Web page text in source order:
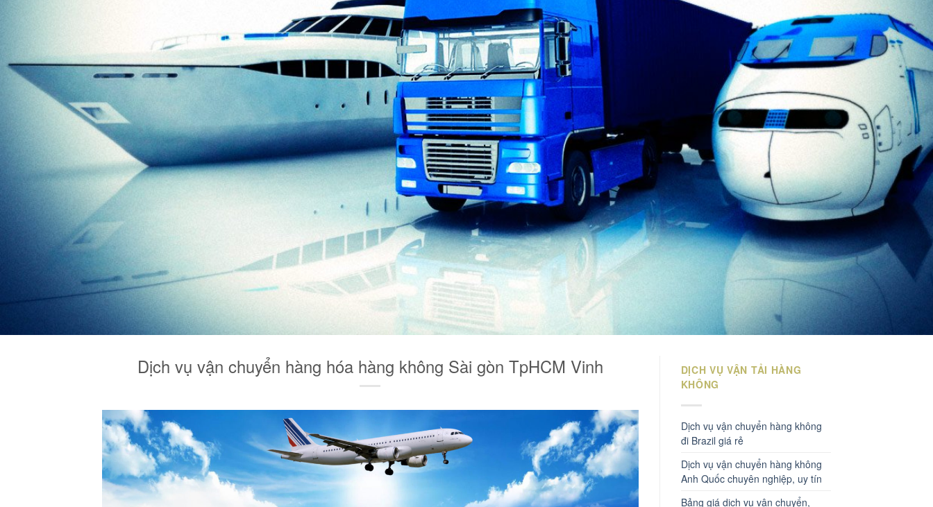
Dịch vụ vận chuyển hàng hóa hàng không Sài gòn TpHCM Vinh
DỊCH VỤ VẬN TẢI HÀNG
KHÔNG
Dịch vụ vận chuyển hàng không
đi Brazil giá rẻ
Dịch vụ vận chuyển hàng không
Anh Quốc chuyên nghiệp, uy tín
Bảng giá dịch vụ vận chuyển,